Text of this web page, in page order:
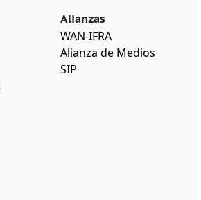
Alianzas
WAN-IFRA
Alianza de Medios
SIP